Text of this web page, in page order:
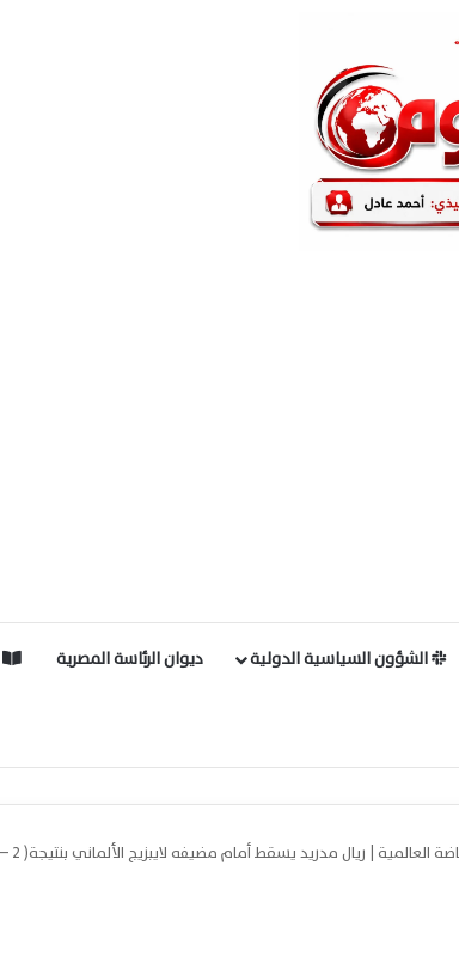
الشؤون السياسية الدولية ديوان الرئاسة المصرية